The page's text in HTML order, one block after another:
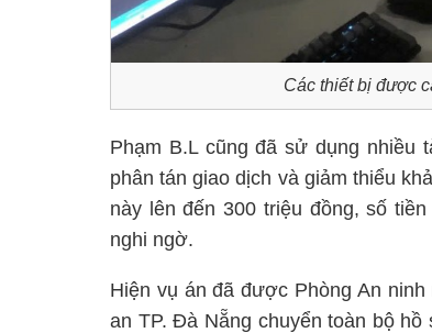
Các thiết bị được
Phạm B.L cũng đã sử dụng nhiều
phân tán giao dịch và giảm thiểu
này lên đến 300 triệu đồng, số
nghi ngờ.
Hiện vụ án đã được Phòng An
an TP. Đà Nẵng chuyển toàn bộ